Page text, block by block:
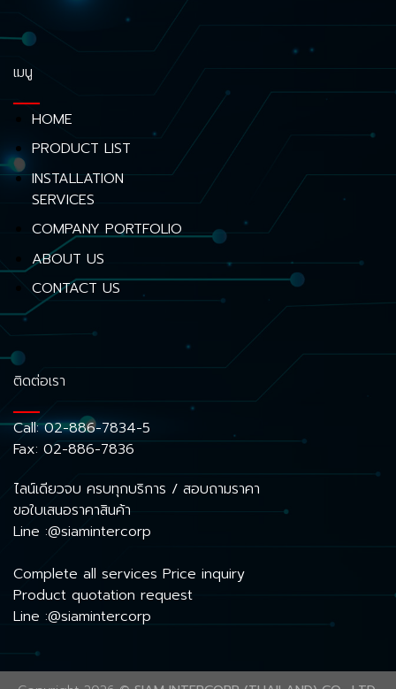
เมนู
HOME
PRODUCT LIST
INSTALLATION
SERVICES
COMPANY PORTFOLIO
ABOUT US
CONTACT US
ติดต่อเรา
Call:02-886-7834-5
Fax: 02-886-7836
ไลน์เดียวจบ ครบทุกบริการ / สอบถามราคา
ขอใบเสนอราคาสินค้า
Line :@siamintercorp
Complete all services Price inquiry
Product quotation request
Line :@siamintercorp